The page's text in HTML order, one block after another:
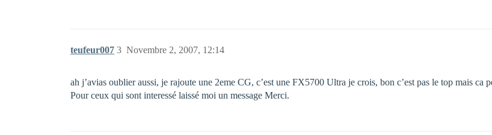
teufeur007 Novembre 2, 2007, 12:14
3
ah j’avias oublier aussi, je rajoute une 2eme CG, c’est une FX5700 Ultra je crois, bon c’est pas le top mais ca
Pour ceux qui sont interessé laissé moi un message Merci.